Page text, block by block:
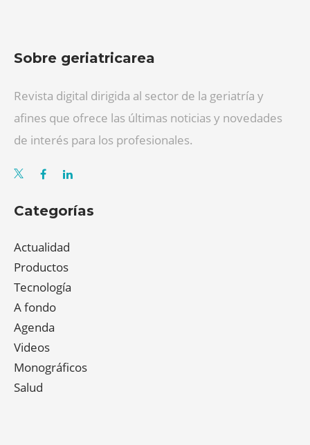
Sobre geriatricarea
Revista digital dirigida al sector de la geriatría y
afines que ofrece las últimas noticias y novedades
de interés para los profesionales.
Categorías
Actualidad
Productos
Tecnología
A fondo
Agenda
Videos
Monográficos
Salud